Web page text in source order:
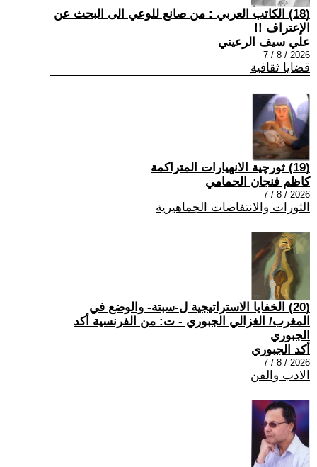
(18) الكاتب العربي : من صانع للوعي الى البحث عن
الإعتراف !!
علي سيف الرعيني
2026 / 8 / 7
قضايا ثقافية
(19) ثورچية الانهيارات المتراكمة
كاظم فنجان الحمامي
2026 / 8 / 7
الثورات والانتفاضات الجماهيرية
(20) الخفايا الاستراتيجية ل-سبتة- والوضع في
المغرب/ الغزالي الجبوري - ت: من الفرنسية أكد
الجبوري
أكد الجبوري
2026 / 8 / 7
الادب والفن